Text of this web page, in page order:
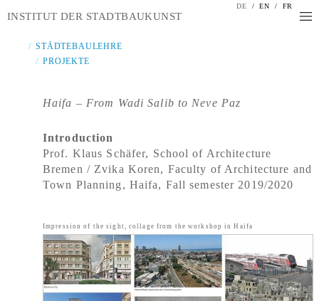
DE / EN / FR
INSTITUT DER STADTBAUKUNST
STÄDTEBAULEHRE
PROJEKTE
Haifa – From Wadi Salib to Neve Paz
Introduction
Prof. Klaus Schäfer, School of Architecture
Bremen / Zvika Koren, Faculty of Architecture and
Town Planning, Haifa, Fall semester 2019/2020
Impression of the sight, collage from the workshop in Haifa